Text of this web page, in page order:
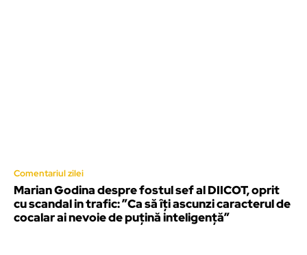
Comentariul zilei
Marian Godina despre fostul sef al DIICOT, oprit
cu scandal in trafic: ”Ca să îți ascunzi caracterul de
cocalar ai nevoie de puțină inteligență”